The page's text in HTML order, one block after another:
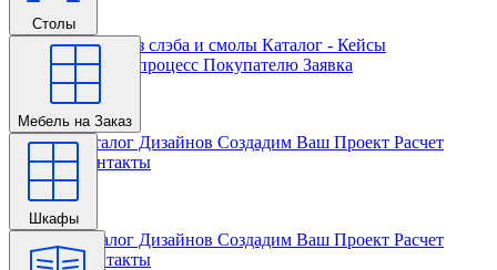
Столы
Главная Столы из слэба и смолы Каталог - Кейсы
Кастомизации и процесс Покупателю Заявка
Мебель на Заказ
Главная Каталог Дизайнов Создадим Ваш Проект Расчет
Проекта
Контакты
Шкафы
Главная Каталог Дизайнов Создадим Ваш Проект Расчет
Проекта Контакты